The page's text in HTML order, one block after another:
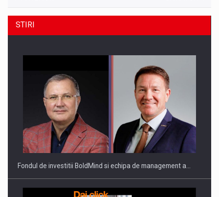
STIRI
Fondul de investitii BoldMind si echipa de management a…